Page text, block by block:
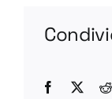
DWG
Facebook
X